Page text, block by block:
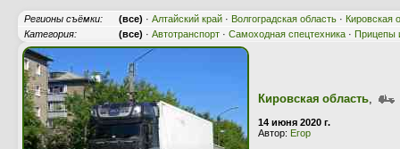
Регионы съёмки: (все) · Алтайский край · Волгоградская область · Кировская
Категория:
(все) · Автотранспорт · Самоходная спецтехника · Прицепы
Кировская область,
14 июня 2020 г.
Автор: Егор